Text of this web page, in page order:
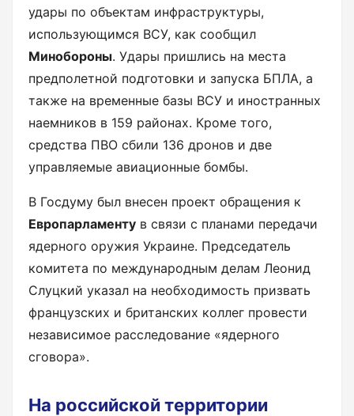
удары по объектам инфраструктуры,
использующимся ВСУ, как сообщил
Минобороны. Удары пришлись на места
предполетной подготовки и запуска БПЛА, а
также на временные базы ВСУ и иностранных
наемников в 159 районах. Кроме того,
средства ПВО сбили 136 дронов и две
управляемые авиационные бомбы.
В Госдуму был внесен проект обращения к
Европарламенту в связи с планами передачи
ядерного оружия Украине. Председатель
комитета по международным делам Леонид
Слуцкий указал на необходимость призвать
французских и британских коллег провести
независимое расследование «ядерного
сговора».
На российской территории